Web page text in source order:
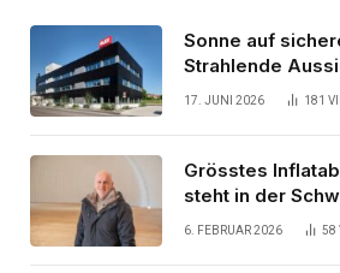
Sonne auf
Strahlende
Bürogebäude
17. JUNI 2026 181
Grösstes
steht in der
6. FEBRUAR 2026 58